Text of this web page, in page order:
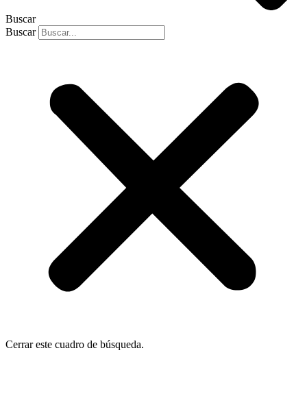
Buscar
Buscar
Cerrar este cuadro de búsqueda.